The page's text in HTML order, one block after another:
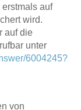
auf
wird.
auf die
unter
6004245?
von